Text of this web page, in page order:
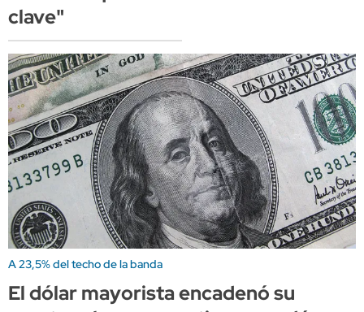
clave"
A 23,5% del techo de la banda
El dólar mayorista encadenó su